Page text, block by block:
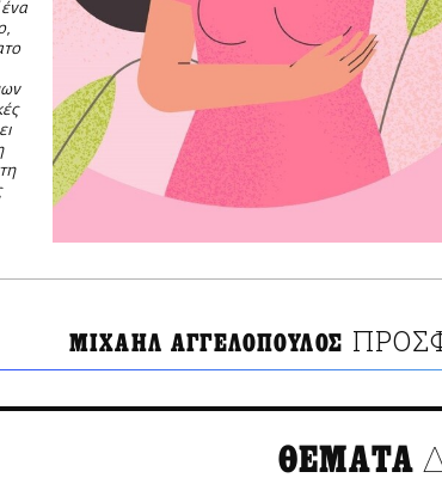
ένα
ΜΙΧΑΗΛ ΑΓΓΕΛΟΠΟΥΛΟΣ
ΘΕΜΑΤΑ